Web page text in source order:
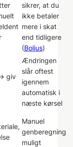
sikrer, at du
ikke betaler
mere i skat
end tidligere
(Bolius)
giv
Ændringen
slår oftest
igennem
automatisk i
næste kørsel
Manuel
genberegning
muligt